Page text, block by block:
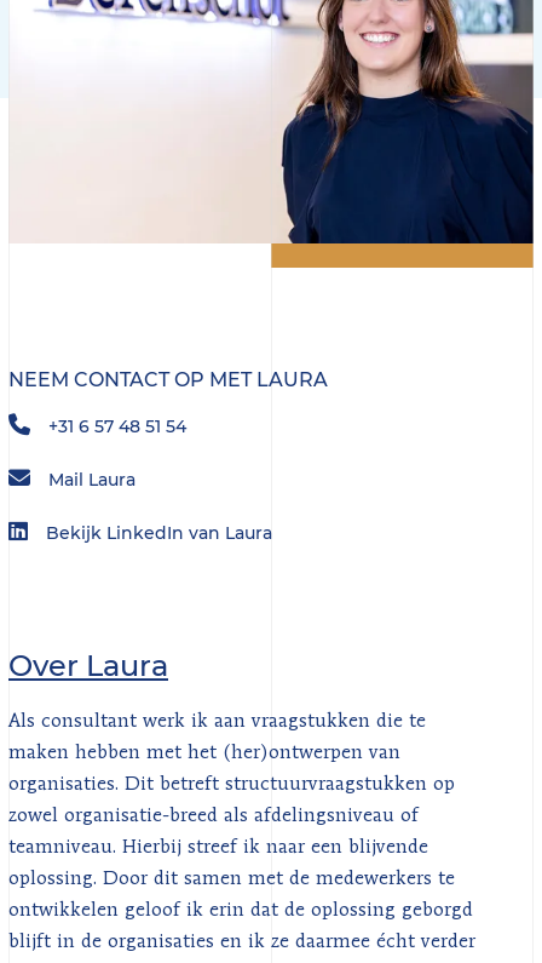
Over Laura
Als consultant werk ik aan vraagstukken die te
maken hebben met het (her)ontwerpen van
organisaties. Dit betreft structuurvraagstukken op
zowel organisatie-breed als afdelingsniveau of
teamniveau. Hierbij streef ik naar een blijvende
oplossing. Door dit samen met de medewerkers te
ontwikkelen geloof ik erin dat de oplossing geborgd
blijft in de organisaties en ik ze daarmee écht verder
NEEM CONTACT OP MET LAURA
+31 6 57 48 51 54
Mail Laura
Bekijk LinkedIn van Laura